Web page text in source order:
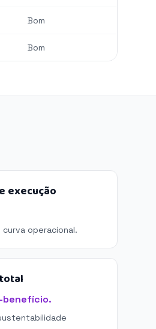
Bom
Bom
execução
operacional.
benefício.